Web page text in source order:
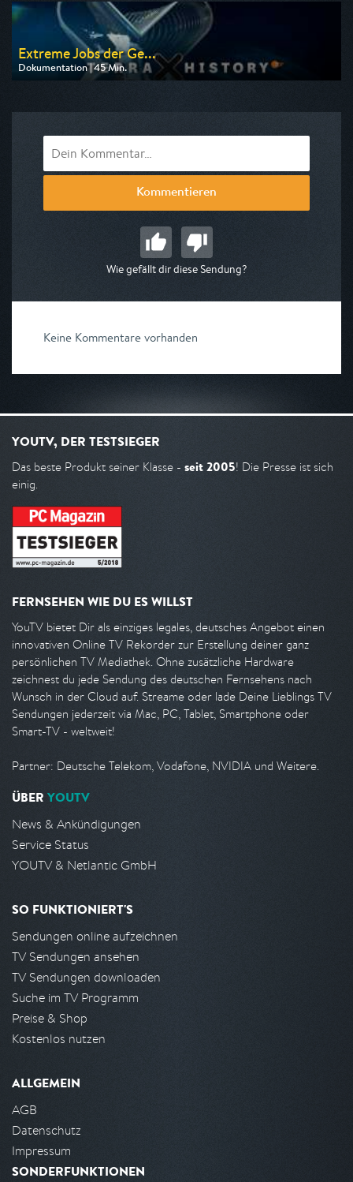
Extreme Jobs der Ge...
Dokumentation | 45 Min.
Ausgestrahlt von ZDF
Kommentieren
Wie gefällt dir diese Sendung?
Keine Kommentare vorhanden
YOUTV, DER TESTSIEGER
Das beste Produkt seiner Klasse - seit 2005! Die Presse ist sich
einig.
FERNSEHEN WIE DU ES WILLST
YouTV bietet Dir als einziges legales, deutsches Angebot einen
innovativen Online TV Rekorder zur Erstellung deiner ganz
persönlichen TV Mediathek. Ohne zusätzliche Hardware
zeichnest du jede Sendung des deutschen Fernsehens nach
Wunsch in der Cloud auf. Streame oder lade Deine Lieblings TV
Sendungen jederzeit via Mac, PC, Tablet, Smartphone oder
Smart-TV - weltweit!
Partner: Deutsche Telekom, Vodafone, NVIDIA und Weitere.
ÜBER YOUTV
News & Ankündigungen
Service Status
YOUTV & Netlantic GmbH
SO FUNKTIONIERT'S
Sendungen online aufzeichnen
TV Sendungen ansehen
TV Sendungen downloaden
Suche im TV Programm
Preise & Shop
Kostenlos nutzen
ALLGEMEIN
AGB
Datenschutz
Impressum
SONDERFUNKTIONEN